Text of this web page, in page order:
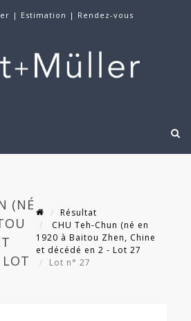
| Estimation | Rendez-vous
(NÉ
LOT
Résultat
CHU Teh-Chun (né en
1920 à Baitou Zhen, Chine
et décédé en 2 - Lot 27
Lot n° 27